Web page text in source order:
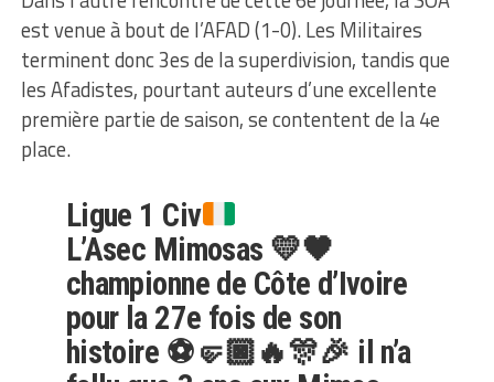
est venue à bout de l’AFAD (1-0). Les Militaires
terminent donc 3es de la superdivision, tandis que
les Afadistes, pourtant auteurs d’une excellente
première partie de saison, se contentent de la 4e
place.
Ligue 1 Civ
L’Asec Mimosas 💛🖤
championne de Côte d’Ivoire
pour la 27e fois de son
histoire ⚽🤛🏿🔥🎊🎉 il n’a